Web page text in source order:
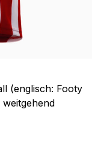
(englisch: Footy
weitgehend